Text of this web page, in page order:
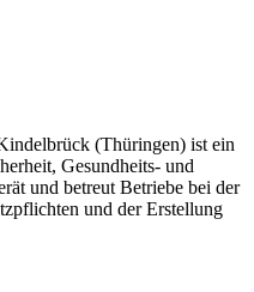
(Thüringen) ist ein
Gesundheits- und
und betreut Betriebe bei der
und der Erstellung